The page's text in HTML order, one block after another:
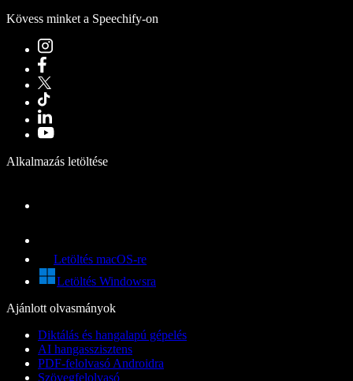
Kövess minket a Speechify-on
Alkalmazás letöltése
Letöltés macOS-re
Letöltés Windowsra
Ajánlott olvasmányok
Diktálás és hangalapú gépelés
AI hangasszisztens
PDF-felolvasó Androidra
Szövegfelolvasó